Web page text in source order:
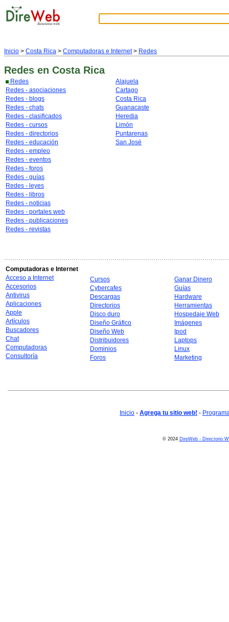
Inicio > Costa Rica > Computadoras e Internet> Redes
Redes en Costa Rica
Redes
Redes - asociaciones
Redes - blogs
Redes - chats
Redes - clasificados
Redes - cursos
Redes - directorios
Redes - educación
Redes - empleo
Redes - eventos
Redes - foros
Redes - guías
Redes - leyes
Redes - libros
Redes - noticias
Redes - portales web
Redes - publicaciones
Redes - revistas
Alajuela
Cartago
Costa Rica
Guanacaste
Heredia
Limón
Puntarenas
San José
Computadoras e Internet
Acceso a Internet
Accesorios
Antivirus
Aplicaciones
Apple
Artículos
Buscadores
Chat
Computadoras
Consultoría
Cursos
Cybercafes
Descargas
Directorios
Disco duro
Diseño Gráfico
Diseño Web
Distribuidores
Dominios
Foros
Ganar Dinero
Guías
Hardware
Herramientas
Hospedaje Web
Imágenes
Ipod
Laptops
Linux
Marketing
Inicio - Agrega tu sitio web! -
© 2024 DireWeb - Directorio